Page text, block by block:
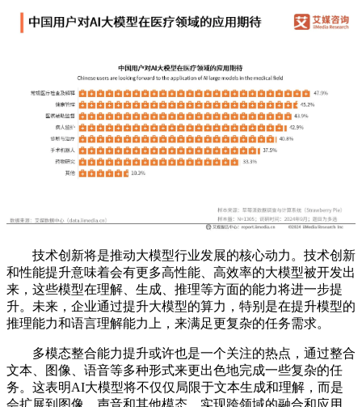
技术创新将是推动大模型行业发展的核心动力。技术创新
和性能提升意味着会有更多高性能、高效率的大模型被开发出
来，这些模型在理解、生成、推理等方面的能力将进一步提
升。未来，企业通过提升大模型的算力，特别是在提升模型的
推理能力和语言理解能力上，来满足更复杂的任务需求。
多模态整合能力提升或许也是一个关注的热点，通过整合
文本、图像、语音等多种形式来更出色地完成一些复杂的任
务。这表明AI大模型将不仅仅局限于文本生成和理解，而是
会扩展到图像、声音和其他模态，实现跨领域的融合和应用。